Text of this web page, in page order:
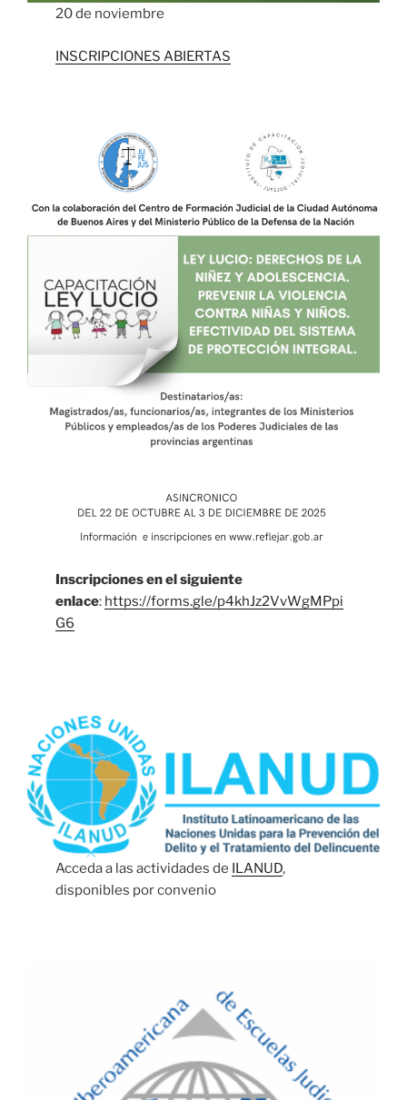
20 de noviembre
INSCRIPCIONES ABIERTAS
Inscripciones en el siguiente
enlace: https://forms.gle/p4khJz2VvWgMPpi
G6
Acceda a las actividades de ILANUD,
disponibles por convenio